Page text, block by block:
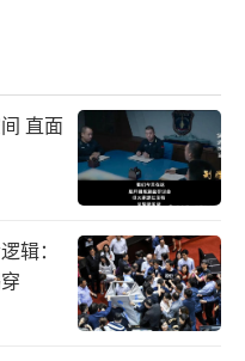
后，美国商会以及
表声明，对访问成
为，一项稳定、可
国企业的全球供应
信心都具有正面作
后也给出了积极反
缓和的预期明显增
直面
辑：